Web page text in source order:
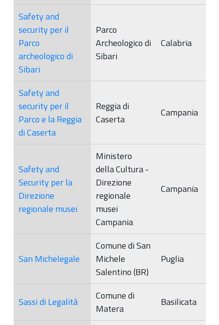
Safety and
security per il
Parco
archeologico di
Sibari
Parco
Archeologico di
Sibari
Calabria
Safety and
security per il
Parco e la Reggia
di Caserta
Reggia di
Caserta
Campania
Safety and
Security per la
Direzione
regionale musei
Ministero
della Cultura -
Direzione
regionale
musei
Campania
Campania
San Michelegale
Comune di San
Michele
Salentino (BR)
Puglia
Sassi di Legalità
Comune di
Matera
Basilicata